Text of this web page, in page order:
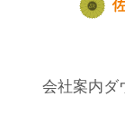
会社案内ダ